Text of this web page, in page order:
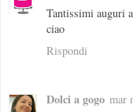
Tantissimi auguri
ciao
Rispondi
Dolci a gogo mar